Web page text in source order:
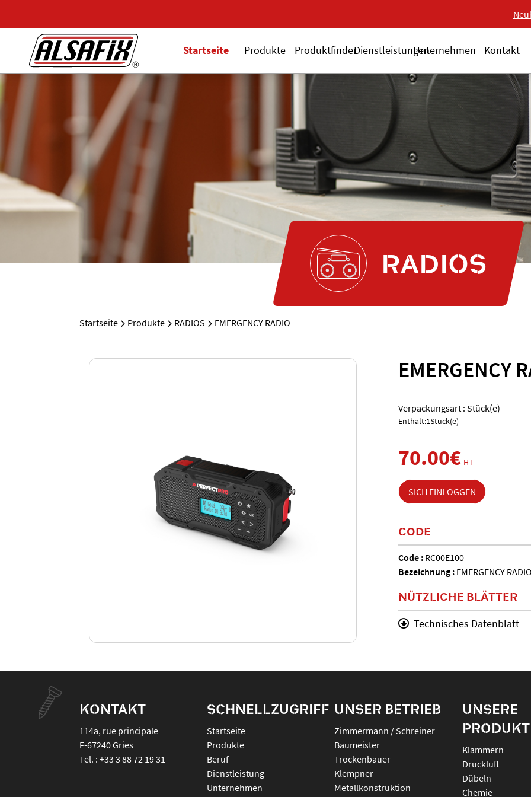
Neue 18-V-Serie
Startseite Produkte ProduktfinderDienstleistungenUnternehmen Kontakt
RADIOS
Startseite Produkte RADIOS EMERGENCY RADIO
EMERGENCY
Verpackungsart : Stück(e)
Enthält:1Stück(e)
70.00€ HT
SICH EINLOGGEN
CODE
Code : RC00E100
Bezeichnung : EMERGENCY
NÜTZLICHE BLÄTTER
Technisches Datenblatt
KONTAKT
114a, rue principale
F-67240Gries
Tel. :+33 3 88 72 19 31
SCHNELLZUGRIFF
Startseite
Produkte
Beruf
Dienstleistung
Unternehmen
UNSER BETRIEB
Zimmermann / Schreiner
Baumeister
Trockenbauer
Klempner
Metallkonstruktion
UNSERE
klammern
druckluft
dübeln
chemie